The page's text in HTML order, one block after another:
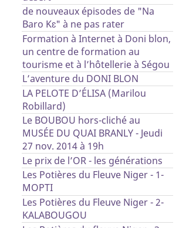
de nouveaux épisodes de "Na
Baro Kɛ" à ne pas rater
Formation à Internet à Doni blon,
un centre de formation au
tourisme et à l’hôtellerie à Ségou
L’aventure du DONI BLON
LA PELOTE D’ÉLISA (Marilou
Robillard)
Le BOUBOU hors-cliché au
MUSÉE DU QUAI BRANLY - Jeudi
27 nov. 2014 à 19h
Le prix de l’OR - les générations
Les Potières du Fleuve Niger - 1-
MOPTI
Les Potières du Fleuve Niger - 2-
KALABOUGOU